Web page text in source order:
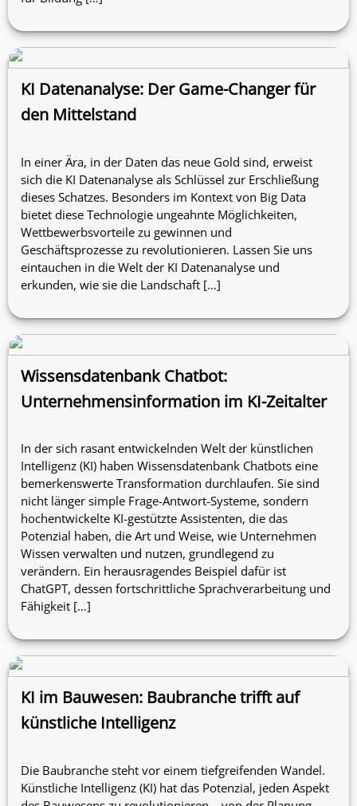
KI Datenanalyse: Der Game-Changer für
den Mittelstand
In einer Ära, in der Daten das neue Gold sind, erweist
sich die KI Datenanalyse als Schlüssel zur Erschließung
dieses Schatzes. Besonders im Kontext von Big Data
bietet diese Technologie ungeahnte Möglichkeiten,
Wettbewerbsvorteile zu gewinnen und
Geschäftsprozesse zu revolutionieren. Lassen Sie uns
eintauchen in die Welt der KI Datenanalyse und
erkunden, wie sie die Landschaft […]
Wissensdatenbank Chatbot:
Unternehmensinformation im KI-Zeitalter
In der sich rasant entwickelnden Welt der künstlichen
Intelligenz (KI) haben Wissensdatenbank Chatbots eine
bemerkenswerte Transformation durchlaufen. Sie sind
nicht länger simple Frage-Antwort-Systeme, sondern
hochentwickelte KI-gestützte Assistenten, die das
Potenzial haben, die Art und Weise, wie Unternehmen
Wissen verwalten und nutzen, grundlegend zu
verändern. Ein herausragendes Beispiel dafür ist
ChatGPT, dessen fortschrittliche Sprachverarbeitung und
Fähigkeit […]
KI im Bauwesen: Baubranche trifft auf
künstliche Intelligenz
Die Baubranche steht vor einem tiefgreifenden Wandel.
Künstliche Intelligenz (KI) hat das Potenzial, jeden Aspekt